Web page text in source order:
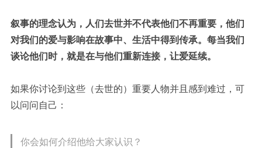
叙事的理念认为，人们去世并不代表他们不再重要，他们
对我们的爱与影响在故事中、生活中得到传承。每当我们
谈论他们时，就是在与他们重新连接，让爱延续。
如果你讨论到这些（去世的）重要人物并且感到难过，可
以问问自己：
你会如何介绍他给大家认识？